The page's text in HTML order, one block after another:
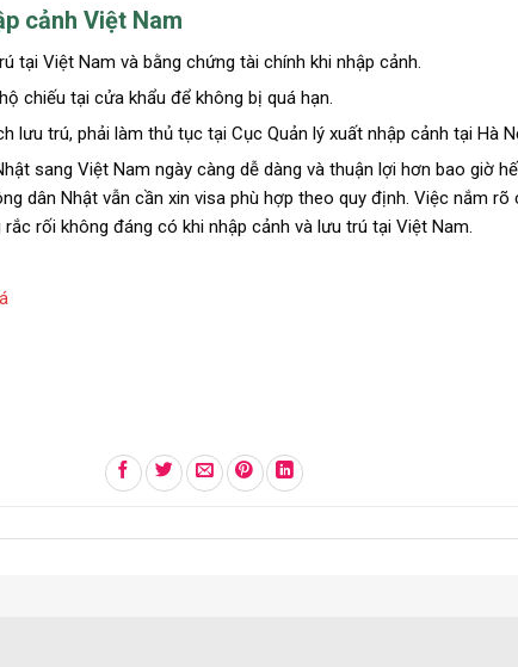
cảnh Việt Nam
tại Việt Nam và bằng chứng tài chính khi nhập cảnh.
chiếu tại cửa khẩu để không bị quá hạn.
lưu trú, phải làm thủ tục tại Cục Quản lý xuất nhập cảnh tại Hà
sang Việt Nam ngày càng dễ dàng và thuận lợi hơn bao giờ
dân Nhật vẫn cần xin visa phù hợp theo quy định. Việc nắm
rối không đáng có khi nhập cảnh và lưu trú tại Việt Nam.